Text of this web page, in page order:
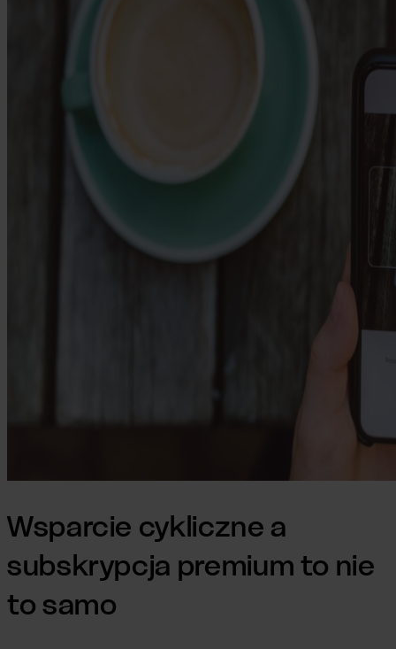
Wsparcie cykliczne a
subskrypcja premium to nie
to samo